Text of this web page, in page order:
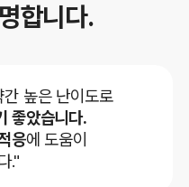
합니다.
높은 난이도로
좋았습니다.
응에 도움이
."